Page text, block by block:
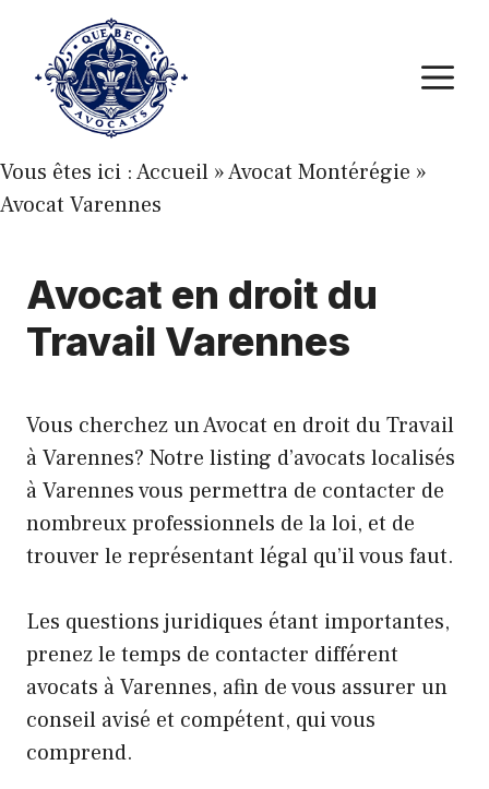
contenu
Vous êtes ici :Accueil »Avocat Montérégie »
Avocat Varennes
Avocat en droit du
Travail Varennes
Vous cherchez un Avocat en droit du Travail
à Varennes? Notre listing d’avocats localisés
à Varennes vous permettra de contacter de
nombreux professionnels de la loi, et de
trouver le représentant légal qu’il vous faut.
Les questions juridiques étant importantes,
prenez le temps de contacter différent
avocats à Varennes, afin de vous assurer un
conseil avisé et compétent, qui vous
comprend.